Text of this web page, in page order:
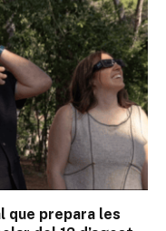
que prepara les